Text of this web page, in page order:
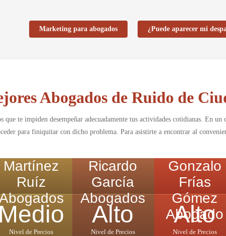
Marketing para abogados ¿Puede aparecer mi
Abogados de Ruido de
que te impiden desempeñar adecuadamente tus actividades cotidianas. En
para finiquitar con dicho problema. Para asistirte a encontrar al
Martínez
Ruíz
Medio
Nivel de Precios
Ricardo
García
Abogados
Alto
Nivel de Precios
Gonzalo
Frías
Gómez
Abogado
Alto
Nivel de Precios